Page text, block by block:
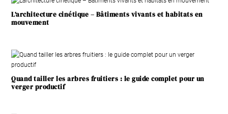
L’architecture cinétique – Bâtiments vivants et habitats en
mouvement
Quand tailler les arbres fruitiers : le guide complet pour un
verger productif